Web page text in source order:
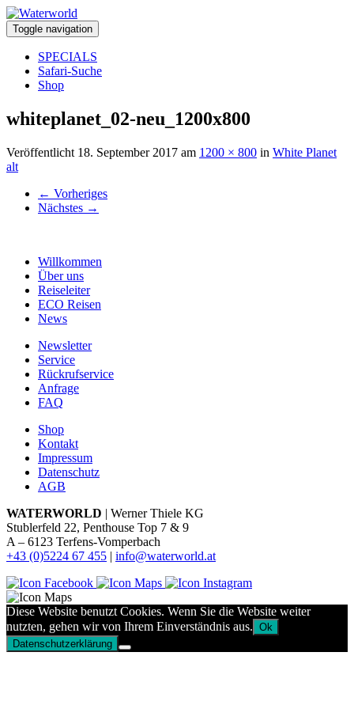
Toggle navigation
SPECIALS
Safari-Suche
Shop
whiteplanet_02-neu_1200x800
Veröffentlicht 18. September 2017 am 1200 × 800 in White Planet
alt
← Vorheriges
Nächstes →
Willkommen
Über uns
Reiseleiter
ECO Reisen
News
Newsletter
Service
Rückrufservice
Anfrage
FAQ
Shop
Kontakt
Impressum
Datenschutz
AGB
WATERWORLD | Werner Thiele KG
Stublerfeld 22, Penthouse Top 7 & 9
A – 6123 Terfens-Vomperbach
+43 (0)5224 67 455 | info@waterworld.at
Diese Website benutzt Cookies. Wenn Sie die Website weiter
nutzten, gehen wir von Ihrem Einverständnis aus. Ok
Datenschutzerklärung